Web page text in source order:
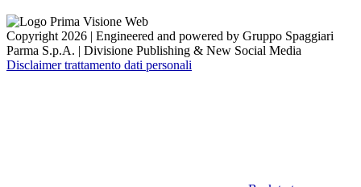
Copyright 2026 | Engineered and powered by Gruppo Spaggiari
Parma S.p.A. | Divisione Publishing & New Social Media
Disclaimer trattamento dati personali